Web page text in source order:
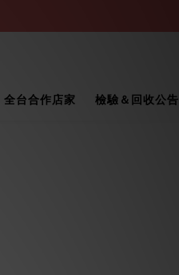
全台合作店家 檢驗＆回收公告